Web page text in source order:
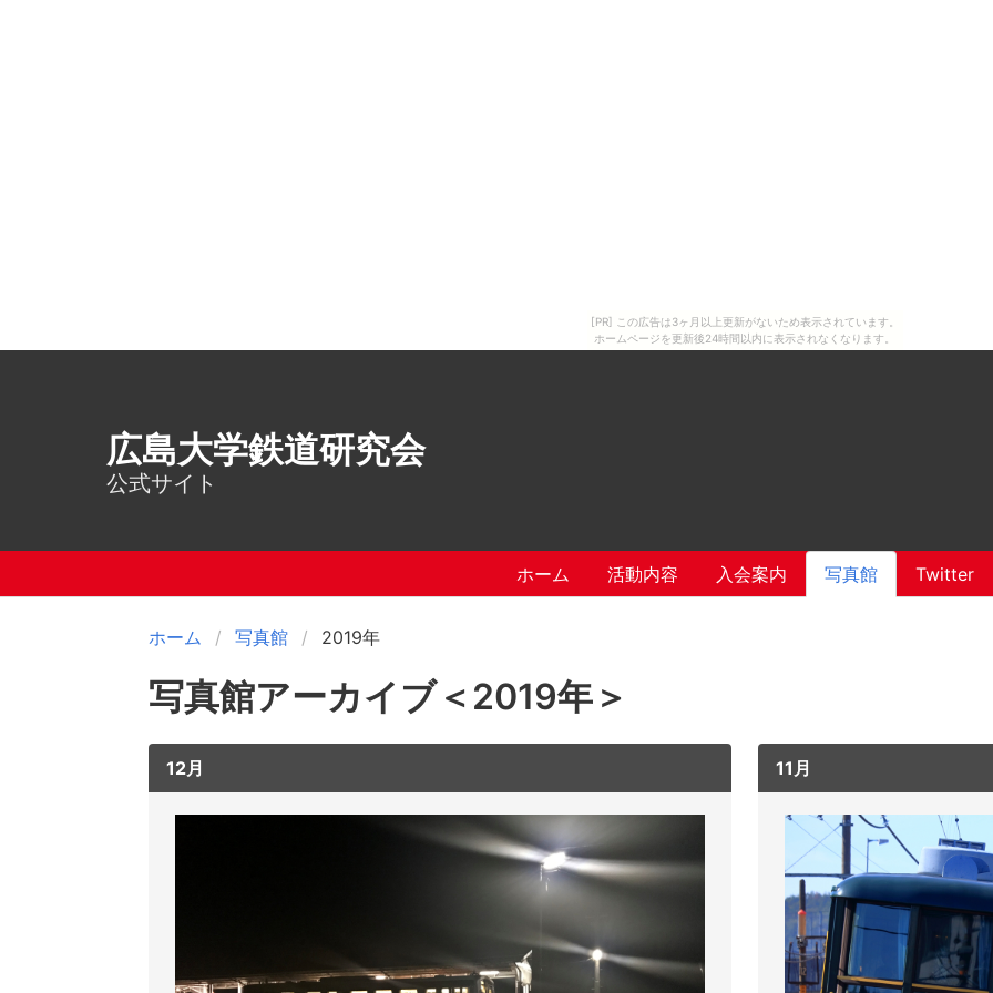
[PR] この広告は3ヶ月以上更新がないため表示されています。
ホームページを更新後24時間以内に表示されなくなります。
広島大学鉄道研究会
公式サイト
ホーム 活動内容 入会案内 写真館 Twitter
ホーム 写真館 2019年
写真館アーカイブ＜2019年＞
12月 11月